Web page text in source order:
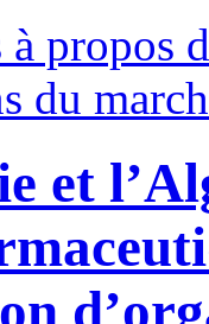
à propos
du
et